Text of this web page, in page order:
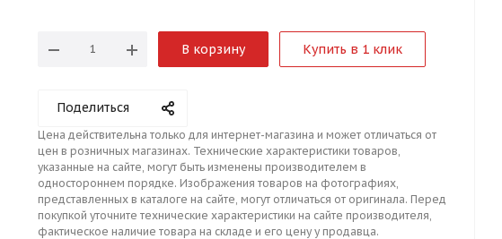
В корзину Купить в 1 клик
Поделиться
Цена действительна только для интернет-магазина и может отличаться от
цен в розничных магазинах. Технические характеристики товаров,
указанные на сайте, могут быть изменены производителем в
одностороннем порядке. Изображения товаров на фотографиях,
представленных в каталоге на сайте, могут отличаться от оригинала. Перед
покупкой уточните технические характеристики на сайте производителя,
фактическое наличие товара на складе и его цену у продавца.